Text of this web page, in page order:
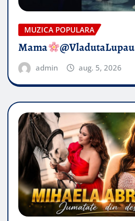
MUZICA POPULARA
Mama @VladutaLupau
admin aug. 5, 2026